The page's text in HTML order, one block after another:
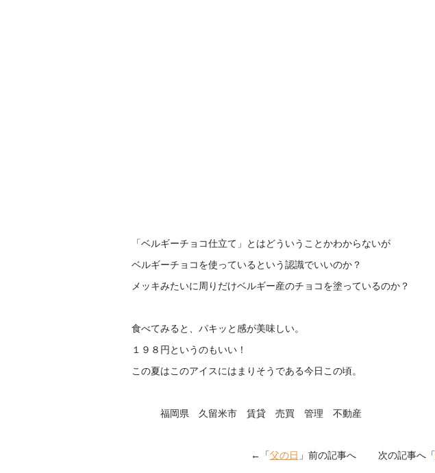
「ベルギーチョコ仕立て」とはどういうことかわからないが
ベルギーチョコを使っているという認識でいいのか？
メッキみたいに周りだけベルギー産のチョコを塗っているのか？
食べてみると、パキッと感が美味しい。
１９８円というのもいい！
この夏はこのアイスにはまりそうである今日この頃。
福岡県 久留米市 賃貸 売買 管理 不動産
←「父の日 」前の記事へ 次の記事へ「